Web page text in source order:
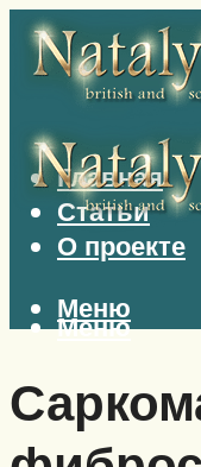
Главная
Статьи
О проекте
Меню
Меню